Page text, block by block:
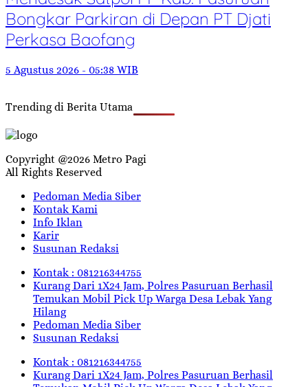
Bongkar Parkiran di Depan PT Djati
Perkasa Baofang
5 Agustus 2026 - 05:38 WIB
Trending di Berita Utama
Copyright @2026 Metro Pagi
All Rights Reserved
Pedoman Media Siber
Kontak Kami
Info Iklan
Karir
Susunan Redaksi
Kontak : 081216344755
Kurang Dari 1X24 Jam, Polres Pasuruan Berhasil
Temukan Mobil Pick Up Warga Desa Lebak Yang
Hilang
Pedoman Media Siber
Susunan Redaksi
Kontak : 081216344755
Kurang Dari 1X24 Jam, Polres Pasuruan Berhasil